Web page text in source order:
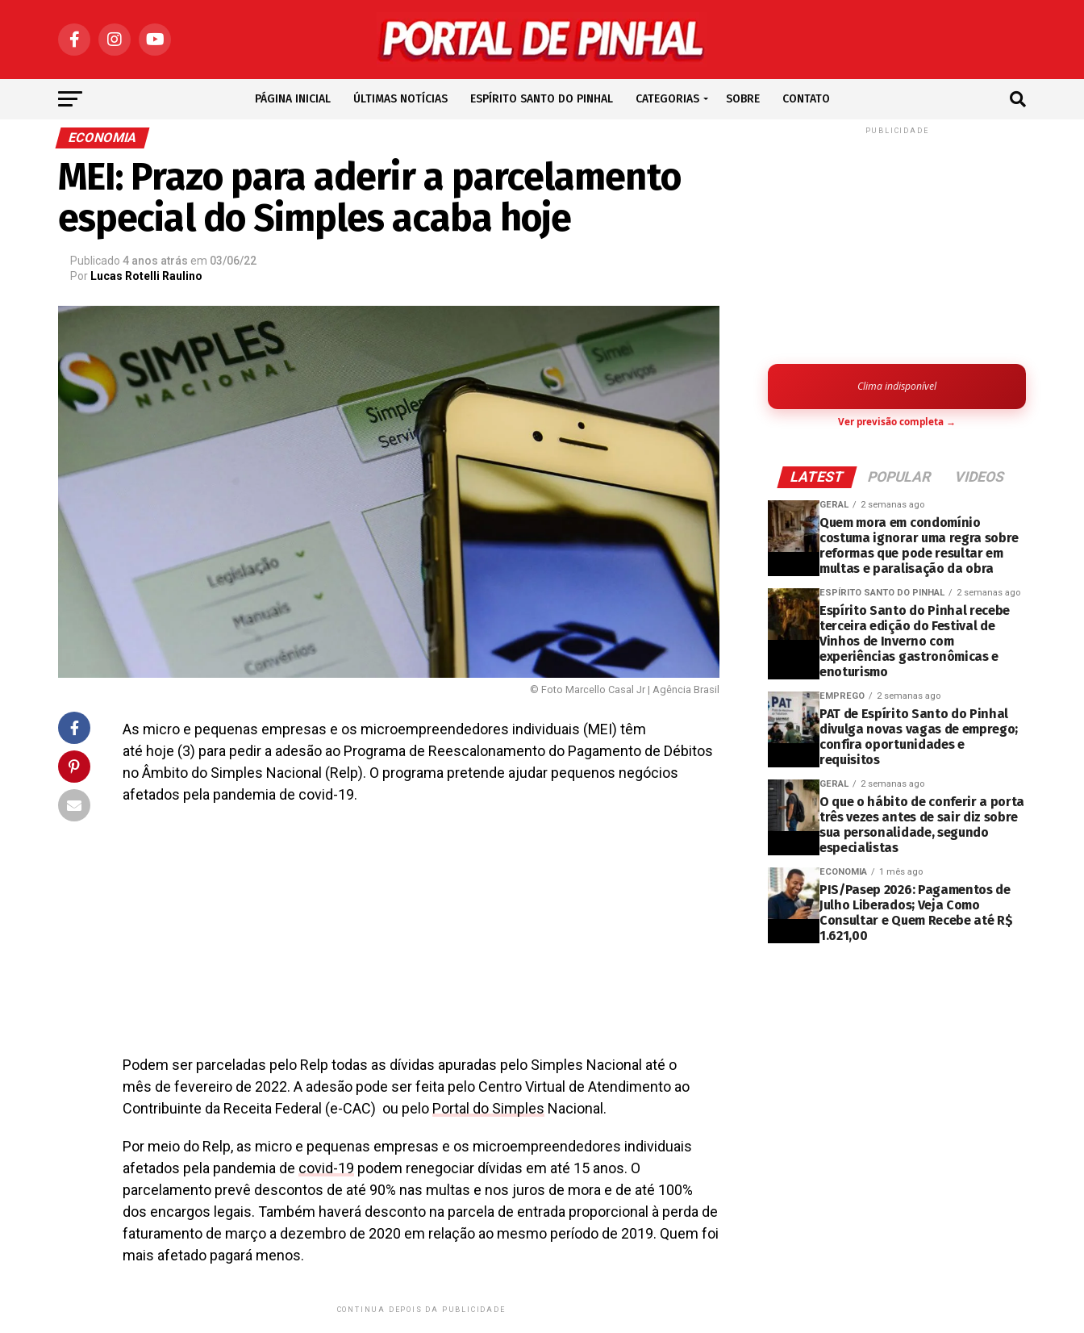
PÁGINA INICIAL ÚLTIMAS NOTÍCIAS ESPÍRITO SANTO DO PINHAL CATEGORIAS SOBRE CONTATO
ECONOMIA
MEI: Prazo para aderir a parcelamento
especial do Simples acaba hoje
Publicado 4 anos atrás em 03/06/22
Por Lucas Rotelli Raulino
© Foto Marcello Casal Jr | Agência Brasil
As micro e pequenas empresas e os microempreendedores individuais (MEI) têm
até hoje (3) para pedir a adesão ao Programa de Reescalonamento do Pagamento de Débitos
no Âmbito do Simples Nacional (Relp). O programa pretende ajudar pequenos negócios
afetados pela pandemia de covid-19.
Podem ser parceladas pelo Relp todas as dívidas apuradas pelo Simples Nacional até o
mês de fevereiro de 2022. A adesão pode ser feita pelo Centro Virtual de Atendimento ao
Contribuinte da Receita Federal (e-CAC) ou pelo Portal do Simples Nacional.
Por meio do Relp, as micro e pequenas empresas e os microempreendedores individuais
afetados pela pandemia de covid-19 podem renegociar dívidas em até 15 anos. O
parcelamento prevê descontos de até 90% nas multas e nos juros de mora e de até 100%
dos encargos legais. Também haverá desconto na parcela de entrada proporcional à perda de
faturamento de março a dezembro de 2020 em relação ao mesmo período de 2019. Quem foi
mais afetado pagará menos.
CONTINUA DEPOIS DA PUBLICIDADE
PUBLICIDADE
Clima indisponível
Ver previsão completa →
LATEST POPULAR VIDEOS
GERAL 2 semanas ago
Quem mora em condomínio
costuma ignorar uma regra sobre
reformas que pode resultar em
multas e paralisação da obra
ESPÍRITO SANTO DO PINHAL 2 semanas ago
Espírito Santo do Pinhal recebe
terceira edição do Festival de
Vinhos de Inverno com
experiências gastronômicas e
enoturismo
EMPREGO 2 semanas ago
PAT de Espírito Santo do Pinhal
divulga novas vagas de emprego;
confira oportunidades e
requisitos
GERAL 2 semanas ago
O que o hábito de conferir a porta
três vezes antes de sair diz sobre
sua personalidade, segundo
especialistas
ECONOMIA 1 mês ago
PIS/Pasep 2026: Pagamentos de
Julho Liberados; Veja Como
Consultar e Quem Recebe até R$
1.621,00